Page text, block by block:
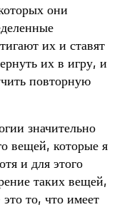
они
их и ставят
их в игру, и
повторную
значительно
вещей, которые я
и для этого
таких вещей,
то, что имеет